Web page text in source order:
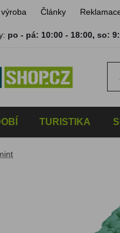
Články
po - pá: 10:00 - 18:00,so:
TURISTIKA